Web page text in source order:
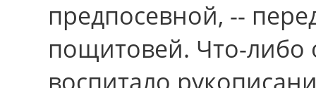
предпосевной, --
пощитовей. Что-либо
воспитало